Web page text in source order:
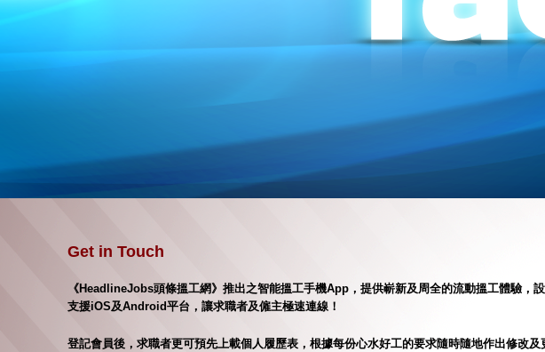
Get in Touch
《HeadlineJobs頭條搵工網》推出之智能搵工手機App，提供嶄新及周全的流動搵工體驗，
支援iOS及Android平台，讓求職者及僱主極速連線！
登記會員後，求職者更可預先上載個人履歷表，根據每份心水好工的要求隨時隨地作出修改及